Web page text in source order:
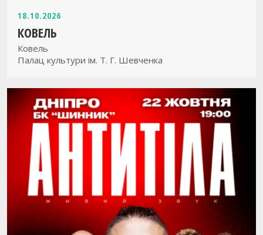
18.10.2026
КОВЕЛЬ
Ковель
Палац культури ім. Т. Г. Шевченка